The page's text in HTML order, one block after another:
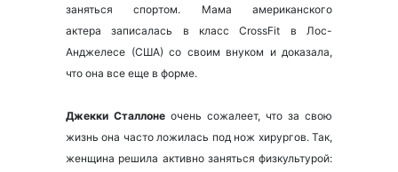
заняться спортом. Мама американского
актера записалась в класс CrossFit в Лос-
Анджелесе (США) со своим внуком и доказала,
что она все еще в форме.
Джекки Сталлоне очень сожалеет, что за свою
жизнь она часто ложилась под нож хирургов. Так,
женщина решила активно заняться физкультурой: